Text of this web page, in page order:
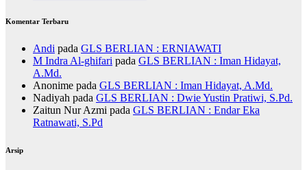
Komentar Terbaru
Andi pada GLS BERLIAN : ERNIAWATI
M Indra Al-ghifari pada GLS BERLIAN : Iman Hidayat,
A.Md.
Anonime pada GLS BERLIAN : Iman Hidayat, A.Md.
Nadiyah pada GLS BERLIAN : Dwie Yustin Pratiwi, S.Pd.
Zaitun Nur Azmi pada GLS BERLIAN : Endar Eka
Ratnawati, S.Pd
Arsip